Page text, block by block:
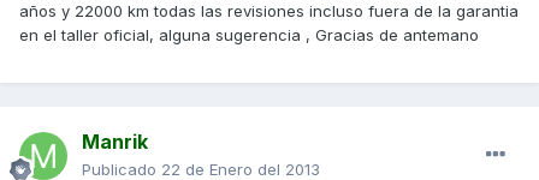
años y 22000 km todas las revisiones incluso fuera de la garantia
en el taller oficial, alguna sugerencia , Gracias de antemano
Manrik
Publicado 22 de Enero del 2013